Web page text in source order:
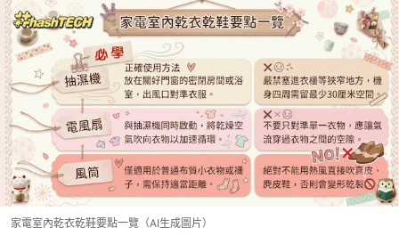
家電室內乾衣乾鞋要點一覽（AI生成圖片）